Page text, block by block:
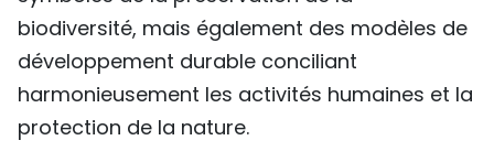
中文
РУССКИЙ
ESPAÑOL
biodiversité, mais également des modèles de
développement durable conciliant
harmonieusement les activités humaines et la
protection de la nature.